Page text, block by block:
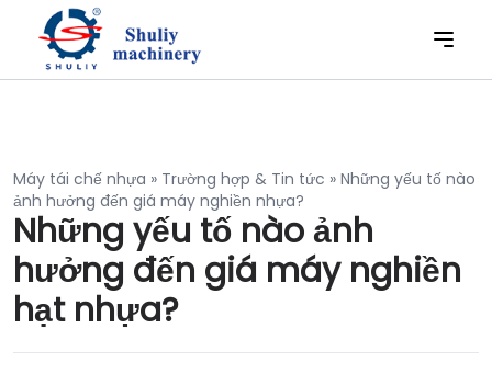
Máy tái chế nhựa » Trường hợp & Tin tức » Những yếu tố nào
ảnh hưởng đến giá máy nghiền nhựa?
Những yếu tố nào ảnh
hưởng đến giá máy nghiền
hạt nhựa?